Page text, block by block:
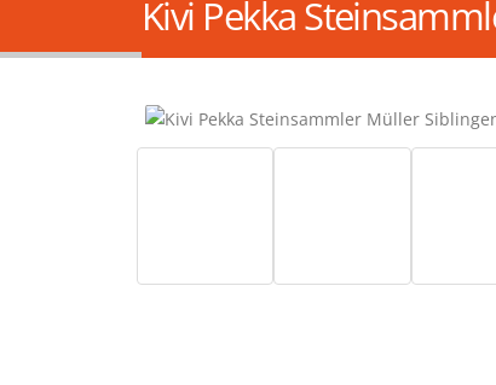
Kivi Pekka